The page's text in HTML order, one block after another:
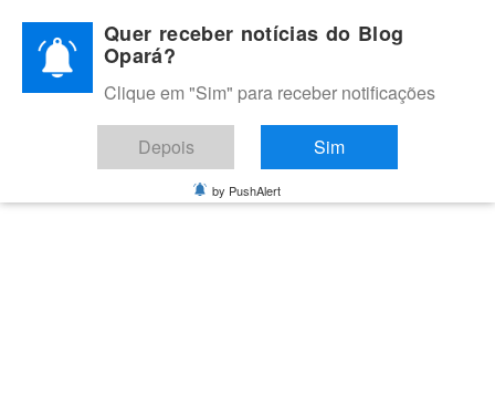
content
BLOG OPARÁ
Melhores notícias de Juazeiro, Petrolina e do Vale do São
Francisco
Quer receber notícias do Blog
Opará?
Clique em "Sim" para receber notificações
Depois Sim
by PushAlert